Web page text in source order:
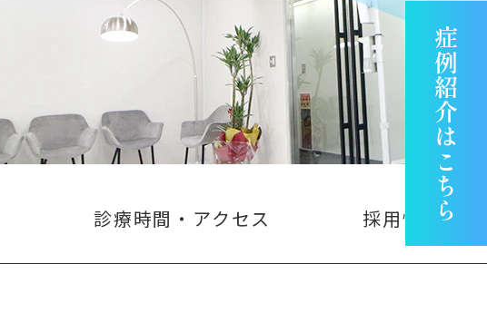
診療時間・アクセス 採用情報